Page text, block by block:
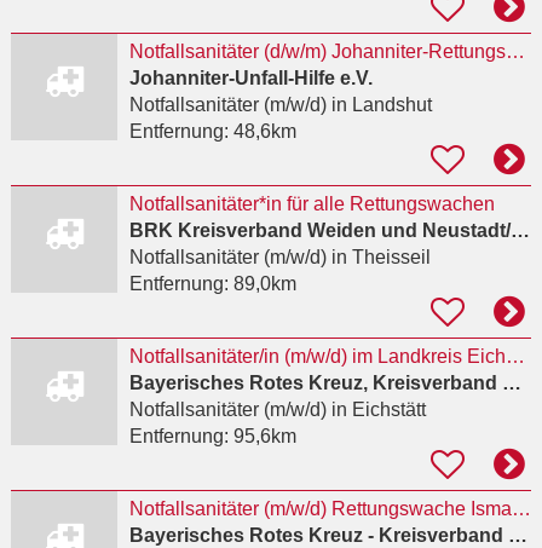
Notfallsanitäter (d/w/m) Johanniter-Rettungswache Schwandorf
Johanniter-Unfall-Hilfe e.V.
Notfallsanitäter (m/w/d)in Landshut
Entfernung: 48,6km
Notfallsanitäter*in für alle Rettungswachen
BRK Kreisverband Weiden und Neustadt/WN
Notfallsanitäter (m/w/d)in Theisseil
Entfernung: 89,0km
Notfallsanitäter/in (m/w/d) im Landkreis Eichstätt beim BRK KV Eichstätt
Bayerisches Rotes Kreuz, Kreisverband Eichstätt
Notfallsanitäter (m/w/d)in Eichstätt
Entfernung: 95,6km
Notfallsanitäter (m/w/d) Rettungswache Ismaning
Bayerisches Rotes Kreuz - Kreisverband München